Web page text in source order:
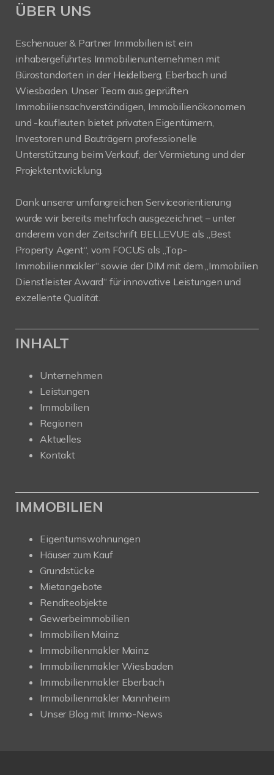
ÜBER UNS
Eschenauer & Partner Immobilien ist ein
inhabergeführtes Immobilienunternehmen mit
Bürostandorten in der Heidelberg, Eberbach und
Wiesbaden. Unser Team aus geprüften
Immobiliensachverständigen, Immobilienökonomen
und -kaufleuten bietet privaten Eigentümern,
Investoren und Bauträgern professionelle
Unterstützung beim Verkauf, der Vermietung und der
Projektentwicklung.
Dank unserer umfangreichen Serviceorientierung
wurde wir bereits mehrfach ausgezeichnet – unter
anderem von der Zeitschrift BELLEVUE als „Best
Property Agent“, vom FOCUS als „Top-
Immobilienmakler“ sowie der DIM mit dem „Immobilien
Dienstleister Award“ für innovative Leistungen und
exzellente Qualität.
INHALT
Unternehmen
Leistungen
Immobilien
Regionen
Aktuelles
Kontakt
IMMOBILIEN
Eigentumswohnungen
Häuser zum Kauf
Grundstücke
Mietangebote
Renditeobjekte
Gewerbeimmobilien
Immobilien Mainz
Immobilienmakler Mainz
Immobilienmakler Wiesbaden
Immobilienmakler Eberbach
Immobilienmakler Mannheim
Unser Blog mit Immo-News